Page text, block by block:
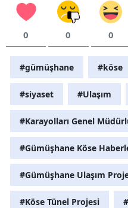
0 0 0
#gümüşhane #köse
#siyaset #Ulaşım
#Karayolları Genel
#Gümüşhane Köse
#Gümüşhane Ulaşım
#Köse Tünel Projesi